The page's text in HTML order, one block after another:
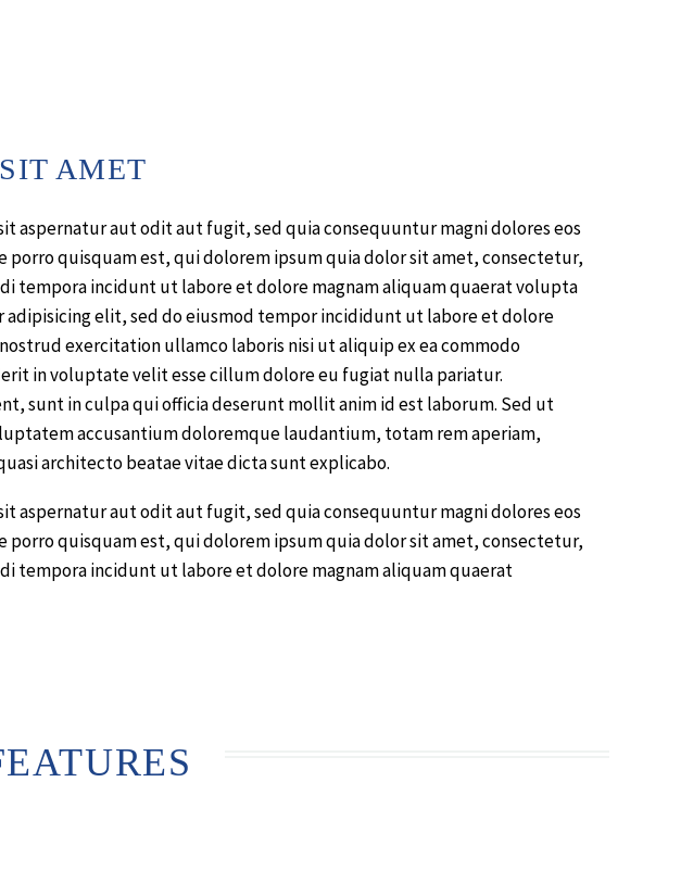
AMET
aspernatur aut odit aut fugit, sed quia consequuntur magni dolores eos
quisquam est, qui dolorem ipsum quia dolor sit amet, consectetur,
tempora incidunt ut labore et dolore magnam aliquam quaerat volupta
elit, sed do eiusmod tempor incididunt ut labore et dolore
exercitation ullamco laboris nisi ut aliquip ex ea commodo
in voluptate velit esse cillum dolore eu fugiat nulla pariatur.
sunt in culpa qui officia deserunt mollit anim id est laborum. Sed ut
accusantium doloremque laudantium, totam rem aperiam,
architecto beatae vitae dicta sunt explicabo.
aspernatur aut odit aut fugit, sed quia consequuntur magni dolores eos
quisquam est, qui dolorem ipsum quia dolor sit amet, consectetur,
tempora incidunt ut labore et dolore magnam aliquam quaerat